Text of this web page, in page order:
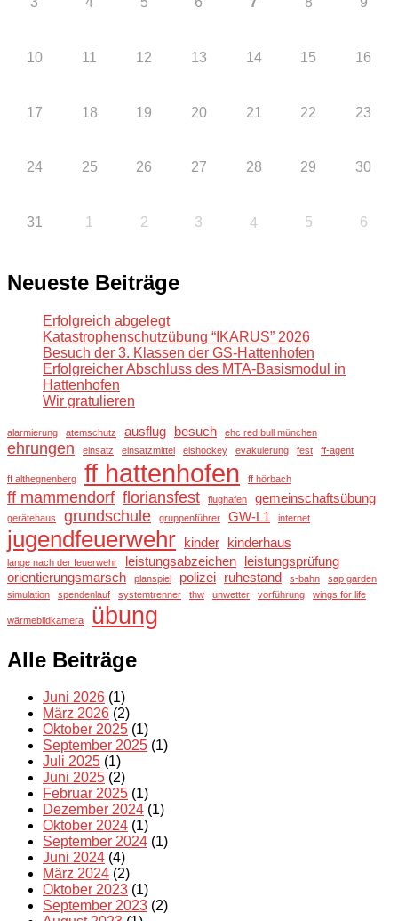
10 11 12 13 14 15 16
17 18 19 20 21 22 23
24 25 26 27 28 29 30
31 1 2 3 4 5 6
Neueste Beiträge
Erfolgreich abgelegt
Katastrophenschutzübung “IKARUS” 2026
Besuch der 3. Klassen der GS-Hattenhofen
Erfolgreicher Abschluss des MTA-Basismodul in
Hattenhofen
Wir gratulieren
alarmierung atemschutz ausflug besuch ehc red bull münchen
ehrungen einsatz einsatzmittel eishockey evakuierung fest ff-agent
ff althegnenberg ff hattenhofen ff hörbach
ff mammendorf floriansfest flughafen gemeinschaftsübung
gerätehaus grundschule gruppenführer GW-L1 internet
jugendfeuerwehr kinder kinderhaus
lange nach der feuerwehr leistungsabzeichen leistungsprüfung
orientierungsmarsch
planspiel polizei ruhestand s-bahn
sap garden
simulation
spendenlauf systemtrenner thw unwetter vorführung wings for life
wärmebildkamera übung
Alle Beiträge
Juni 2026 (1)
März 2026 (2)
Oktober 2025 (1)
September 2025 (1)
Juli 2025 (1)
Juni 2025 (2)
Februar 2025 (1)
Dezember 2024 (1)
Oktober 2024 (1)
September 2024 (1)
Juni 2024 (4)
März 2024 (2)
Oktober 2023 (1)
September 2023 (2)